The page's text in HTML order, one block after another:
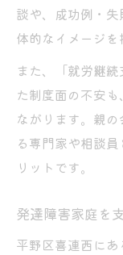
談や、成功例・
体的なイメージを
また、「就労継
た制度面の不安
ながります。親
る専門家や相談
リットです。
発達障害家庭を
平野区喜連西に